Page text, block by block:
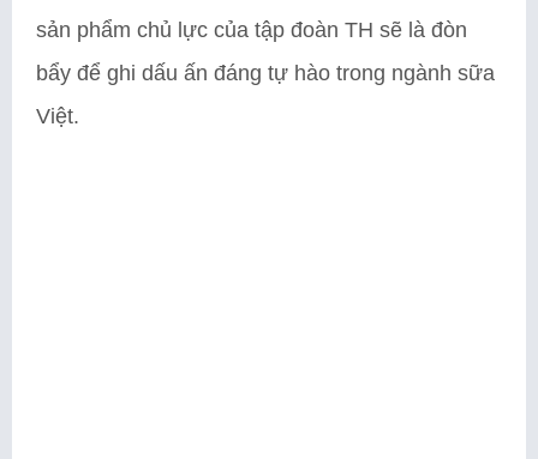
sản phẩm chủ lực của tập đoàn TH sẽ là đòn
bẩy để ghi dấu ấn đáng tự hào trong ngành sữa
Việt.